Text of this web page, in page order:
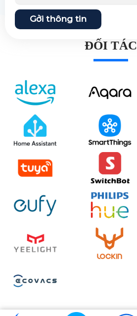
Gởi thông tin
ĐỐI TÁC